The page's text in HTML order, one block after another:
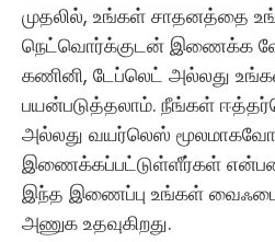
முதலில், உங்கள் சாதனத்தை
நெட்வொர்க்குடன் இணைக்க
கணினி, டேப்லெட் அல்லது
பயன்படுத்தலாம். நீங்கள்
அல்லது வயர்லெஸ் மூலமாகவோ
இணைக்கப்பட்டுள்ளீர்கள் என்பதை
இந்த இணைப்பு உங்கள் வைஃபை
அணுக உதவுகிறது.